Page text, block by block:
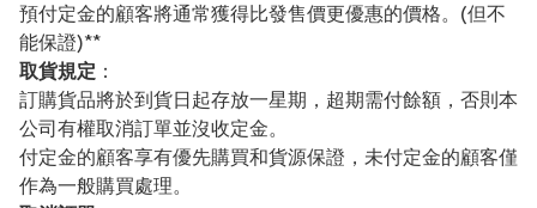
預付定金的顧客將通常獲得比發售價更優惠的價格。(但不
能保證)**
取貨規定 ：
訂購貨品將於到貨日起存放一星期，超期需付餘額，否則本
公司有權取消訂單並沒收定金。
付定金的顧客享有優先購買和貨源保證，未付定金的顧客僅
作為一般購買處理。